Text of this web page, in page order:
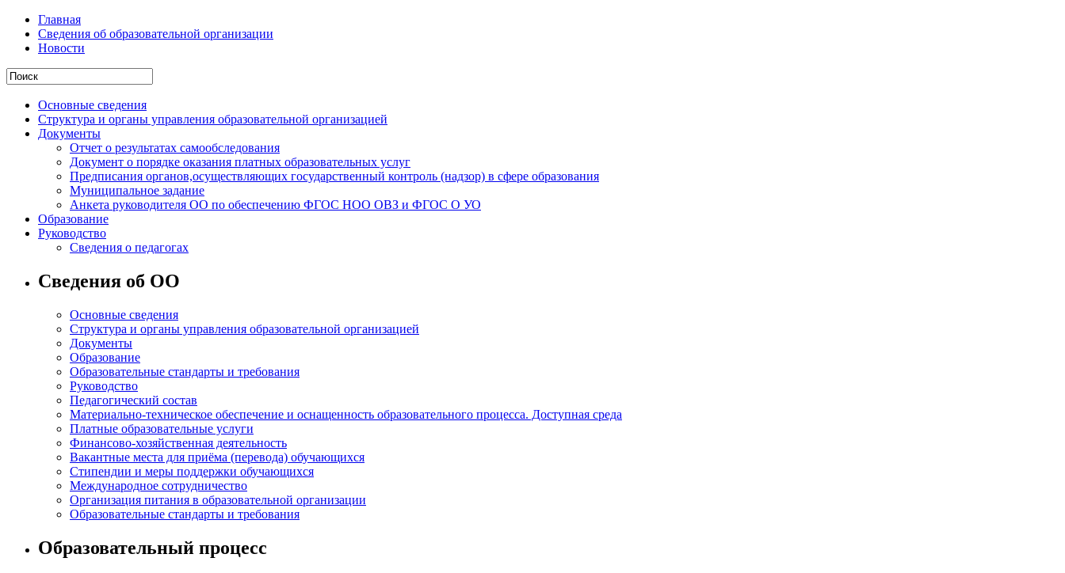
Главная
Сведения об образовательной организации
Новости
Основные сведения
Структура и органы управления образовательной организацией
Документы
Отчет о результатах самообследования
Документ о порядке оказания платных образовательных услуг
Предписания органов,осуществляющих государственный контроль (надзор) в сфере образования
Муниципальное задание
Анкета руководителя ОО по обеспечению ФГОС НОО ОВЗ и ФГОС О УО
Образование
Руководство
Сведения о педагогах
Сведения об ОО
Основные сведения
Структура и органы управления образовательной организацией
Документы
Образование
Образовательные стандарты и требования
Руководство
Педагогический состав
Материально-техническое обеспечение и оснащенность образовательного процесса. Доступная среда
Платные образовательные услуги
Финансово-хозяйственная деятельность
Вакантные места для приёма (перевода) обучающихся
Стипендии и меры поддержки обучающихся
Международное сотрудничество
Организация питания в образовательной организации
Образовательные стандарты и требования
Образовательный процесс